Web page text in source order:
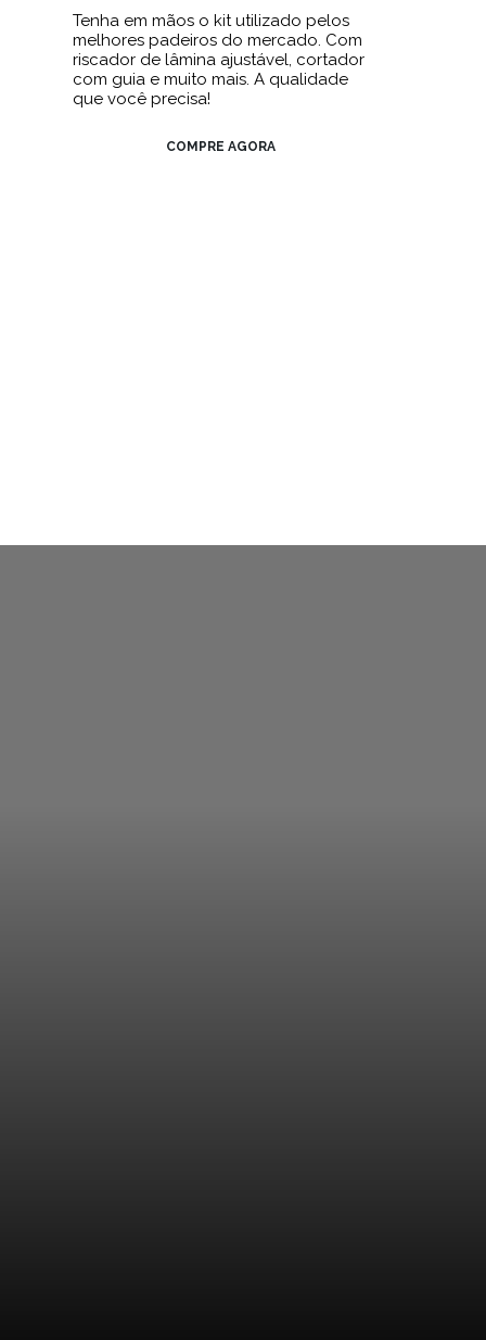
Tenha em mãos o kit utilizado pelos
melhores padeiros do mercado. Com
riscador de lâmina ajustável, cortador
com guia e muito mais. A qualidade
que você precisa!
COMPRE AGORA